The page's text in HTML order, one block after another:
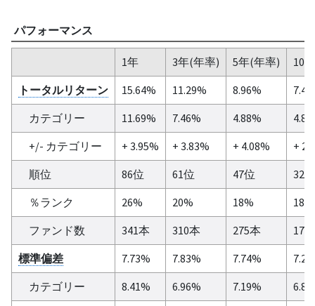
パフォーマンス
1年 3年(年率) 5年(年率)
10
トータルリターン
15.64% 11.29% 8.96%
カテゴリー
11.69% 7.46% 4.88%
+/- カテゴリー
+ 3.95% + 3.83% + 4.08%
+
順位
86位 61位 47位
32位
％ランク
26% 20% 18%
18%
ファンド数
341本 310本 275本
179
標準偏差
7.73% 7.83% 7.74%
カテゴリー
8.41% 6.96% 7.19%